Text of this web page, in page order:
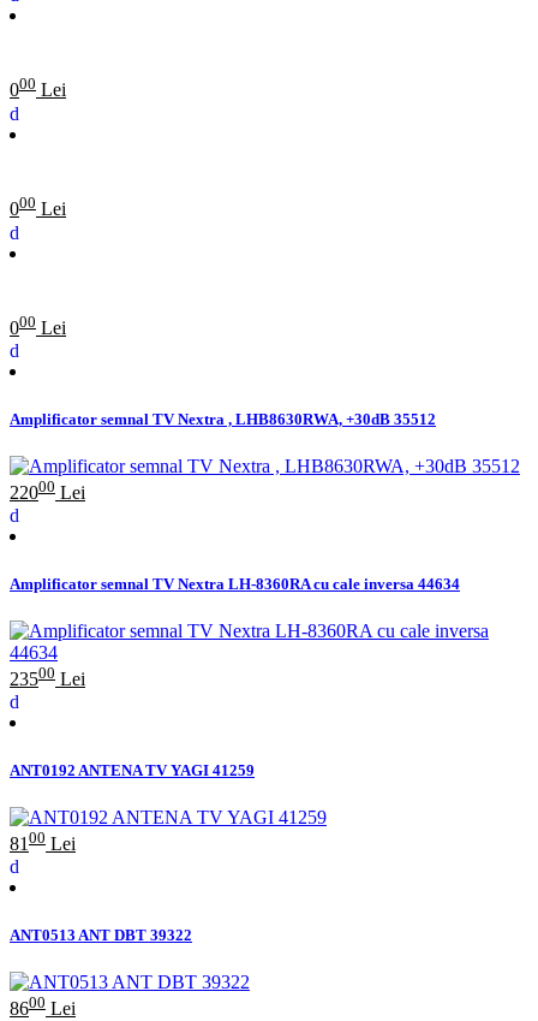
000 Lei
000 Lei
000 Lei
Amplificator semnal TV Nextra , LHB8630RWA, +30dB 35512
22000 Lei
Amplificator semnal TV Nextra LH-8360RA cu cale inversa 44634
23500 Lei
ANT0192 ANTENA TV YAGI 41259
81 00 Lei
ANT0513 ANT DBT 39322
8600 Lei